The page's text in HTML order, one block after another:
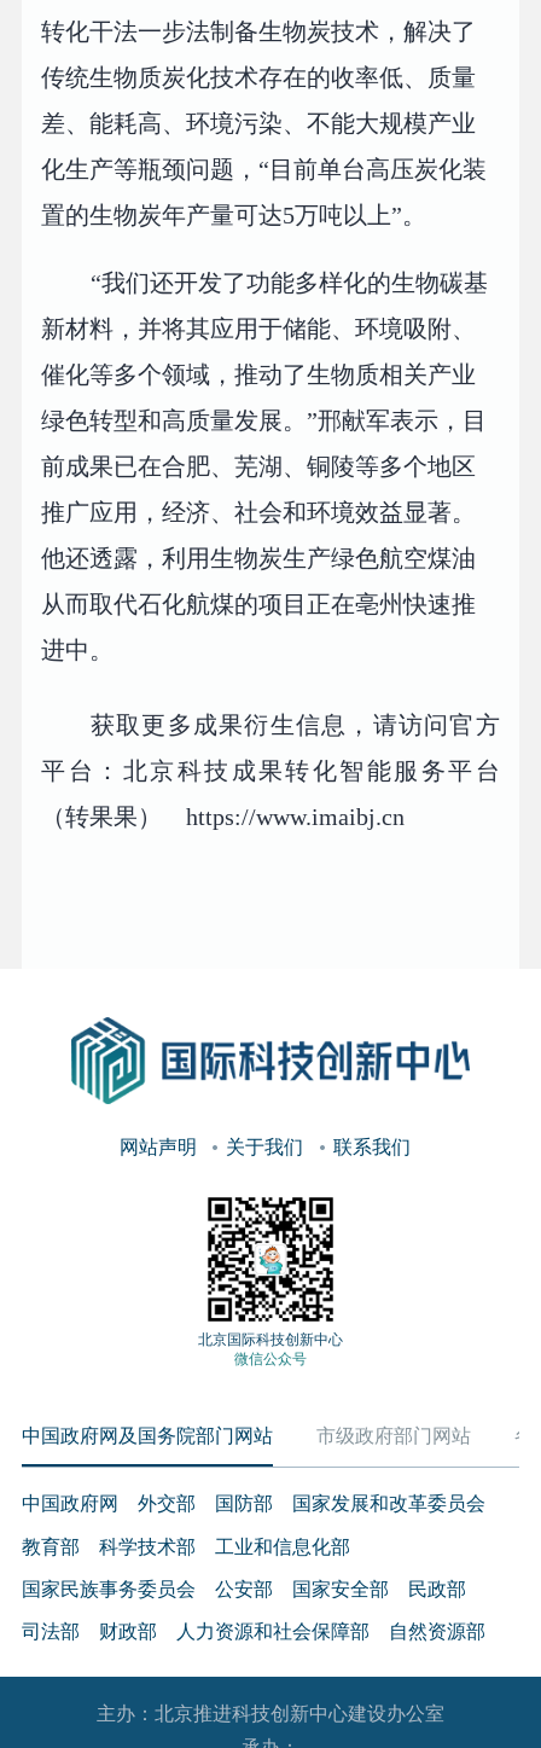
转化干法一步法制备生物炭技术，解决了
传统生物质炭化技术存在的收率低、质量
差、能耗高、环境污染、不能大规模产业
化生产等瓶颈问题，“目前单台高压炭化装
置的生物炭年产量可达5万吨以上”。
“我们还开发了功能多样化的生物碳基
新材料，并将其应用于储能、环境吸附、
催化等多个领域，推动了生物质相关产业
绿色转型和高质量发展。”邢献军表示，目
前成果已在合肥、芜湖、铜陵等多个地区
推广应用，经济、社会和环境效益显著。
他还透露，利用生物炭生产绿色航空煤油
从而取代石化航煤的项目正在亳州快速推
进中。
获取更多成果衍生信息，请访问官方
平台：北京科技成果转化智能服务平台
（转果果） https://www.imaibj.cn
网站声明 关于我们 联系我们
北京国际科技创新中心
微信公众号
中国政府网及国务院部门网站 市级政府部门网站 各
中国政府网 外交部 国防部 国家发展和改革委员会
教育部 科学技术部 工业和信息化部
国家民族事务委员会 公安部 国家安全部 民政部
司法部 财政部 人力资源和社会保障部 自然资源部
生态环境部 住房和城乡建设部 交通运输部 水利部
农业农村部 商务部 文化和旅游部
主办：北京推进科技创新中心建设办公室